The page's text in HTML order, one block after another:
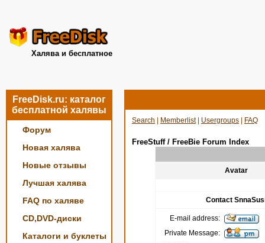
Халява и бесплатное
FreeDisk.ru: каталог
бесплатной халявы
Форум
Новая халява
Новые отзывы
Лучшая халява
FAQ по халяве
CD,DVD-диски
Каталоги и буклеты
Search Memberlist| Usergroups FAQ
FreeStuff / FreeBie Forum Index
Avatar
Contact
E-mail address:
Private Message: